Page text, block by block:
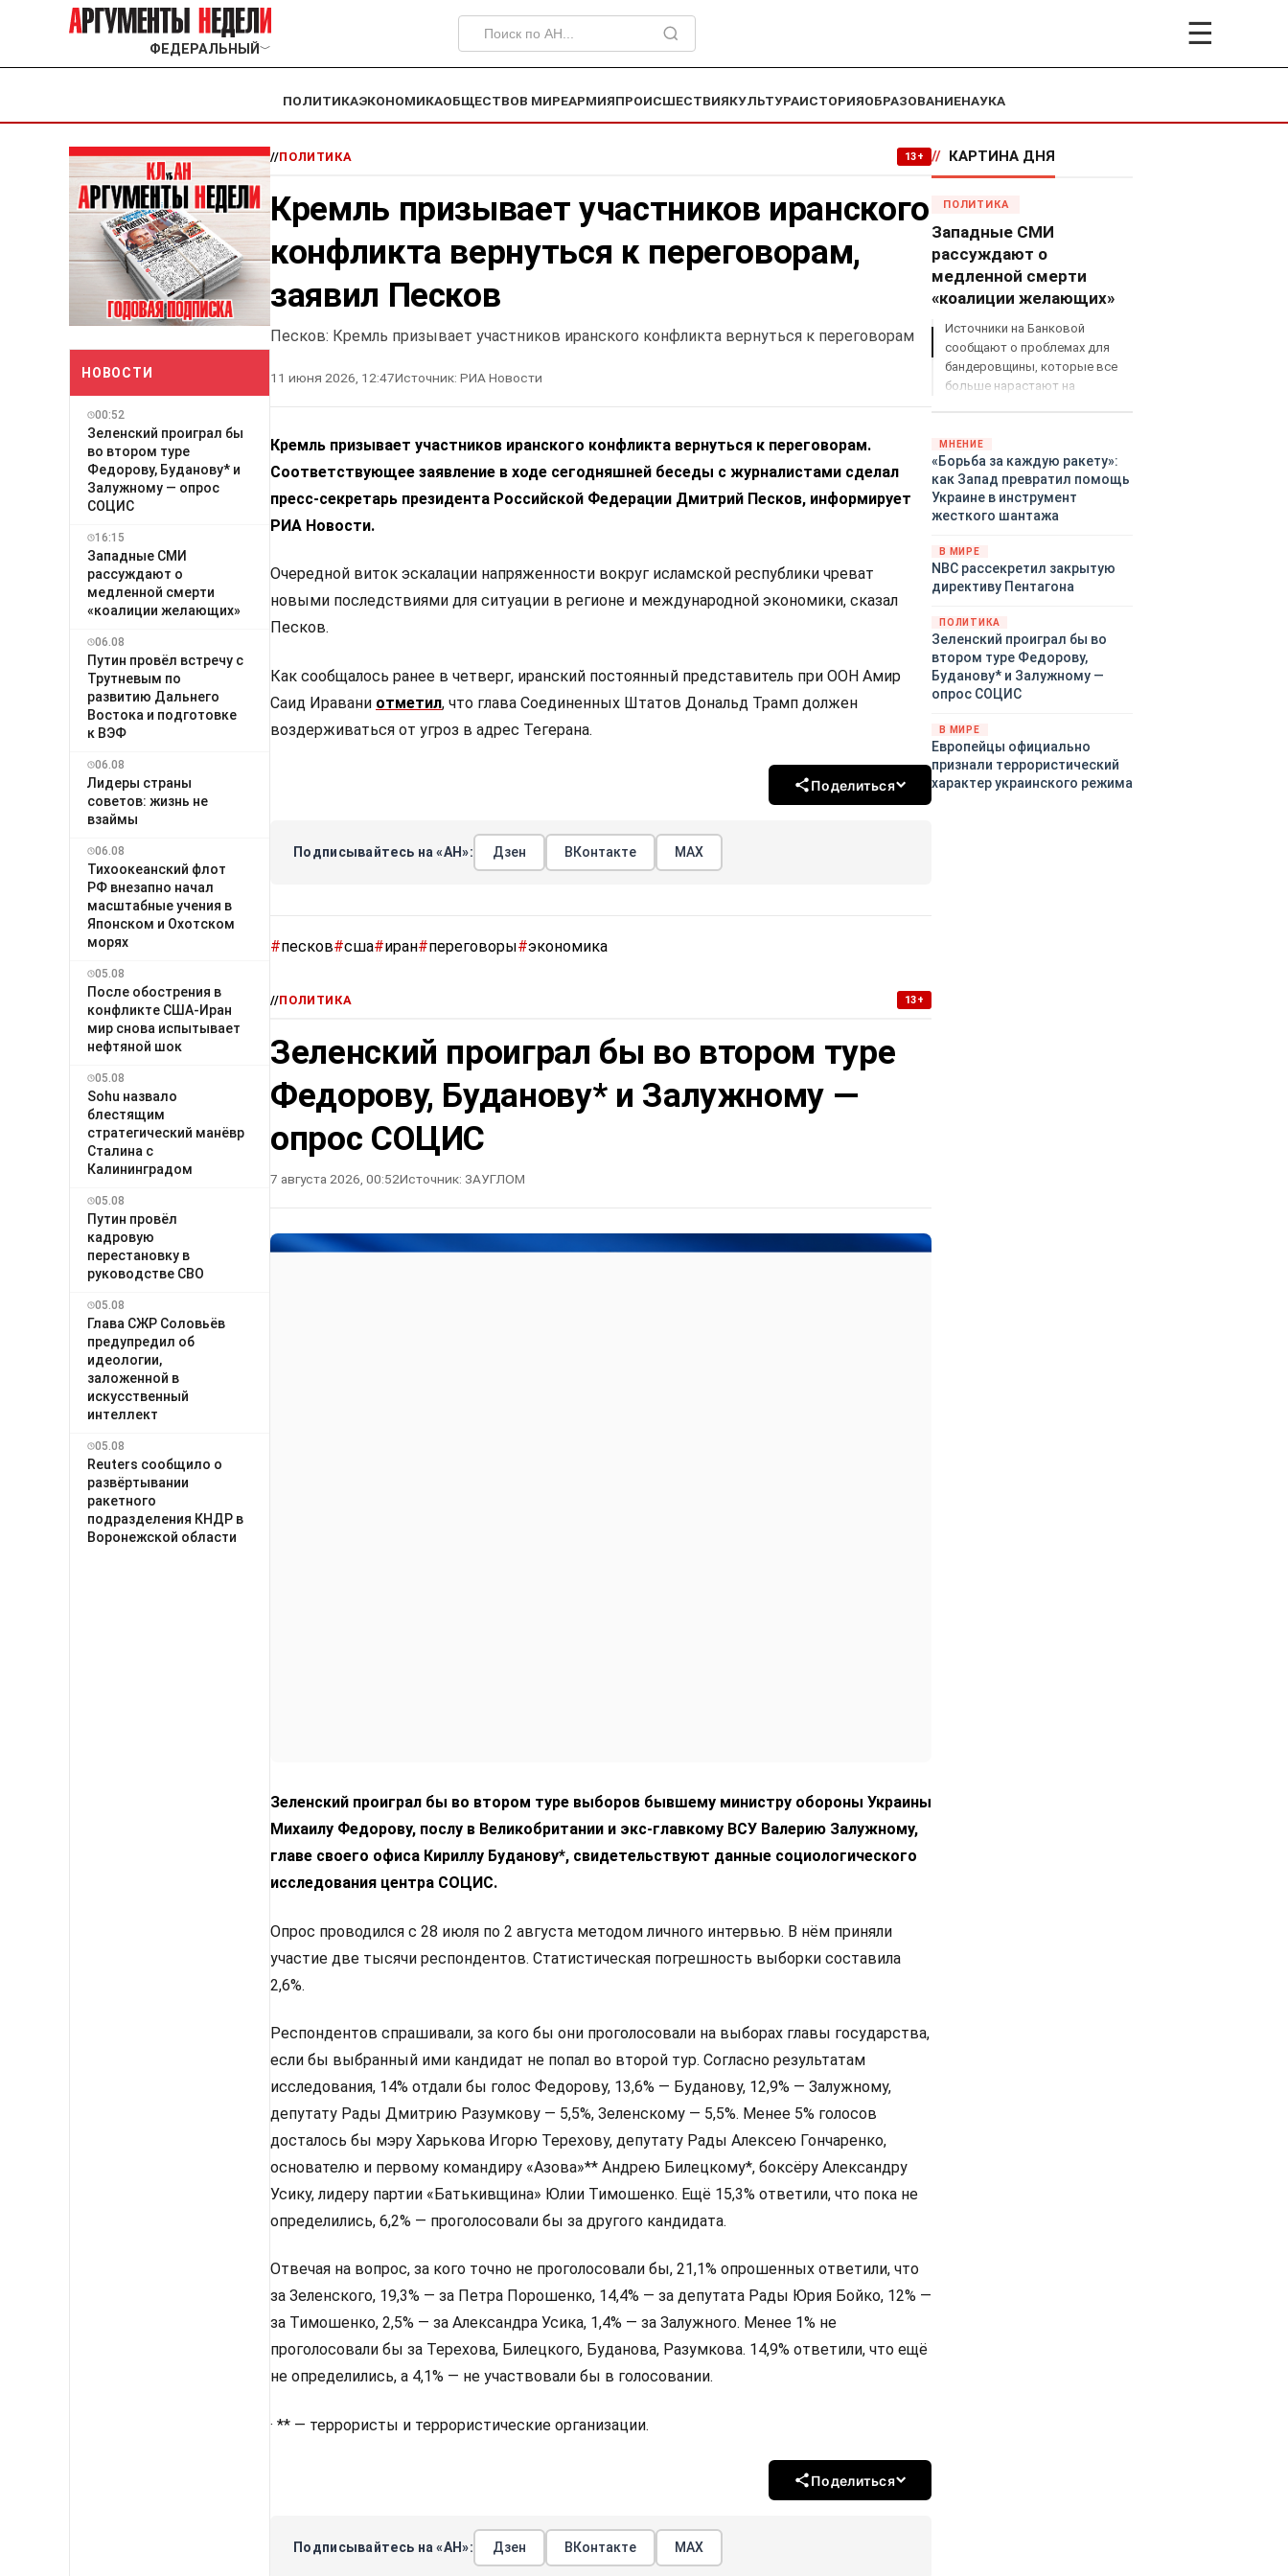
ФЕДЕРАЛЬНЫЙ ﹀ ☰
ПОЛИТИКАЭКОНОМИКАОБЩЕСТВОВ МИРЕАРМИЯПРОИСШЕСТВИЯКУЛЬТУРАИСТОРИЯОБРАЗОВАНИЕНАУКА
НОВОСТИ
00:52
Зеленский проиграл бы
во втором туре
Федорову, Буданову* и
Залужному — опрос
СОЦИС
16:15
Западные СМИ
рассуждают о
медленной смерти
«коалиции желающих»
06.08
Путин провёл встречу с
Трутневым по
развитию Дальнего
Востока и подготовке
к ВЭФ
06.08
Лидеры страны
советов: жизнь не
взаймы
06.08
Тихоокеанский флот
РФ внезапно начал
масштабные учения в
Японском и Охотском
морях
05.08
После обострения в
конфликте США-Иран
мир снова испытывает
нефтяной шок
05.08
Sohu назвало
блестящим
стратегический манёвр
Сталина с
Калининградом
05.08
Путин провёл
кадровую
перестановку в
руководстве СВО
05.08
Глава СЖР Соловьёв
предупредил об
идеологии,
заложенной в
искусственный
интеллект
05.08
Reuters сообщило о
развёртывании
ракетного
подразделения КНДР в
Воронежской области
//ПОЛИТИКА 13+
Кремль призывает участников иранского
конфликта вернуться к переговорам,
заявил Песков
Песков: Кремль призывает участников иранского конфликта вернуться к переговорам
11 июня 2026, 12:47Источник: РИА Новости
Кремль призывает участников иранского конфликта вернуться к переговорам.
Соответствующее заявление в ходе сегодняшней беседы c журналистами сделал
пресс-секретарь президента Российской Федерации Дмитрий Песков, информирует
РИА Новости.
Очередной виток эскалации напряженности вокруг исламской республики чреват
новыми последствиями для ситуации в регионе и международной экономики, сказал
Песков.
Как сообщалось ранее в четверг, иранский постоянный представитель при ООН Амир
Саид Иравани отметил, что глава Соединенных Штатов Дональд Трамп должен
воздерживаться от угроз в адрес Тегерана.
Поделиться
Подписывайтесь на «АН»: Дзен ВКонтакте МАХ
#песков#сша#иран#переговоры#экономика
//ПОЛИТИКА 13+
Зеленский проиграл бы во втором туре
Федорову, Буданову* и Залужному —
опрос СОЦИС
7 августа 2026, 00:52Источник: ЗАУГЛОМ
Зеленский проиграл бы во втором туре выборов бывшему министру обороны Украины
Михаилу Федорову, послу в Великобритании и экс-главкому ВСУ Валерию Залужному,
главе своего офиса Кириллу Буданову*, свидетельствуют данные социологического
исследования центра СОЦИС.
Опрос проводился с 28 июля по 2 августа методом личного интервью. В нём приняли
участие две тысячи респондентов. Статистическая погрешность выборки составила
2,6%.
Респондентов спрашивали, за кого бы они проголосовали на выборах главы государства,
если бы выбранный ими кандидат не попал во второй тур. Согласно результатам
исследования, 14% отдали бы голос Федорову, 13,6% — Буданову, 12,9% — Залужному,
депутату Рады Дмитрию Разумкову — 5,5%, Зеленскому — 5,5%. Менее 5% голосов
досталось бы мэру Харькова Игорю Терехову, депутату Рады Алексею Гончаренко,
основателю и первому командиру «Азова»** Андрею Билецкому*, боксёру Александру
Усику, лидеру партии «Батькивщина» Юлии Тимошенко. Ещё 15,3% ответили, что пока не
определились, 6,2% — проголосовали бы за другого кандидата.
Отвечая на вопрос, за кого точно не проголосовали бы, 21,1% опрошенных ответили, что
за Зеленского, 19,3% — за Петра Порошенко, 14,4% — за депутата Рады Юрия Бойко, 12% —
за Тимошенко, 2,5% — за Александра Усика, 1,4% — за Залужного. Менее 1% не
проголосовали бы за Терехова, Билецкого, Буданова, Разумкова. 14,9% ответили, что ещё
не определились, а 4,1% — не участвовали бы в голосовании.
· ** — террористы и террористические организации.
Поделиться
Подписывайтесь на «АН»: Дзен ВКонтакте МАХ
// КАРТИНА ДНЯ
ПОЛИТИКА
Западные СМИ
рассуждают о
медленной смерти
«коалиции желающих»
Источники на Банковой
сообщают о проблемах для
бандеровщины, которые все
больше нарастают на
«страны 404» в следующем
году. Однако киевские
временщики не торопятся
заключать мир - ведь есть
поддержка в ЕС.
Британии и Германии, выборы
во Франции могут полностью
изменить геополитический
ландшафт в мире, пока
Зеленский ожидает выборов
в США.
МНЕНИЕ
«Борьба за каждую ракету»:
как Запад превратил помощь
Украине в инструмент
жесткого шантажа
В МИРЕ
NBC рассекретил закрытую
директиву Пентагона
ПОЛИТИКА
Зеленский проиграл бы во
втором туре Федорову,
Буданову* и Залужному —
опрос СОЦИС
В МИРЕ
Европейцы официально
признали террористический
характер украинского режима